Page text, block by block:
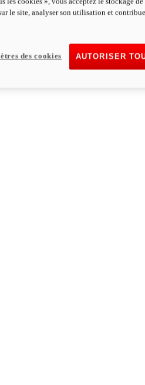
V2 SP 100
le site, analyser son utilisation et
AUTORISER
des cookies